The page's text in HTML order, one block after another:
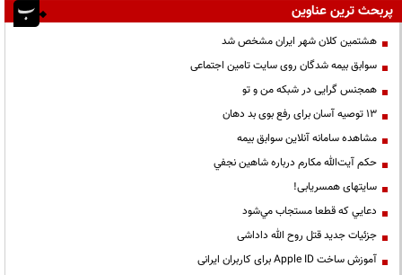
پربحث ترین عناوین
هشتمین کلان شهر ایران مشخص شد
سوابق بیمه شدگان روی سایت تامین اجتماعی
همجنس گرایی در شبکه من و تو
13 توصیه آسان برای رفع بوی بد دهان
مشاهده سامانه آنلاين سوابق بیمه
حكم آيت‌الله مكارم درباره شاهين نجفي
سایتهای همسریابی!
دعايي كه قطعا مستجاب مي‌شود
جزئیات جدید قتل روح الله داداشی
آموزش ساخت Apple ID برای کاربران ایرانی